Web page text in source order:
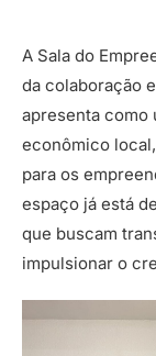
A Sala do
da colaboração
apresenta como
econômico
para os
espaço já está
que buscam
impulsionar o